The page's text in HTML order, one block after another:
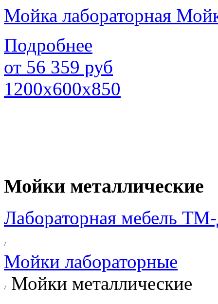
Мойка лабораторная
Подробнее
от 56 359 руб
1200х600х850
Мойки металлические
Лабораторная мебель
Мойки лабораторные
Мойки металлические